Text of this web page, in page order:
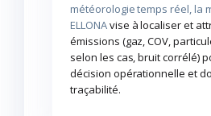
météorologie temps réel, la
ELLONAvise à localiser et
émissions (gaz, COV,
selon les cas, bruit corrélé)
décision opérationnelle et
traçabilité.